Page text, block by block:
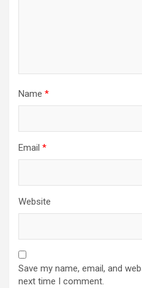
Name *
Email *
Website
Save my name, email, and
next time I comment.